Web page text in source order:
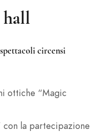
hall
circensi
ottiche “Magic
con la partecipazione